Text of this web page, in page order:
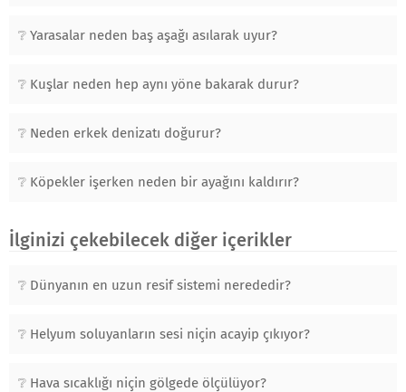
Yarasalar neden baş aşağı asılarak uyur?
Kuşlar neden hep aynı yöne bakarak durur?
Neden erkek denizatı doğurur?
Köpekler işerken neden bir ayağını kaldırır?
İlginizi çekebilecek diğer içerikler
Dünyanın en uzun resif sistemi nerededir?
Helyum soluyanların sesi niçin acayip çıkıyor?
Hava sıcaklığı niçin gölgede ölçülüyor?